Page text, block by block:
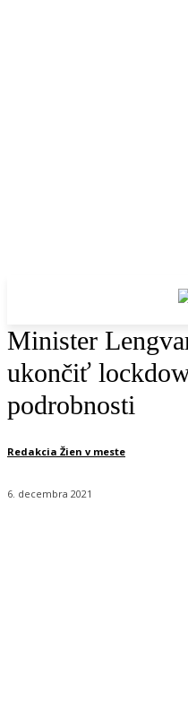
Minister
ukončiť
podrobnosti
Redakcia Žien v meste
6. decembra 2021